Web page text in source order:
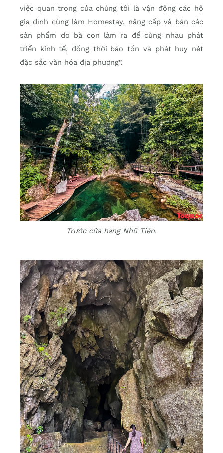
việc quan trọng của chúng tôi là vận động các hộ
gia đình cùng làm Homestay, nâng cấp và bán các
sản phẩm do bà con làm ra để cùng nhau phát
triển kinh tế, đồng thời bảo tồn và phát huy nét
đặc sắc văn hóa địa phương”.
Trước cửa hang Nhũ Tiên.